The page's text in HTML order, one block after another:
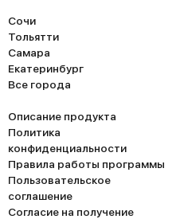
тыс. км. На спидометре
поломку нету!
Сочи
Тольятти
Самара
Екатеринбург
Все города
Описание продукта
Политика
конфиденциальности
Правила работы программы
Пользовательское
соглашение
Согласие на получение